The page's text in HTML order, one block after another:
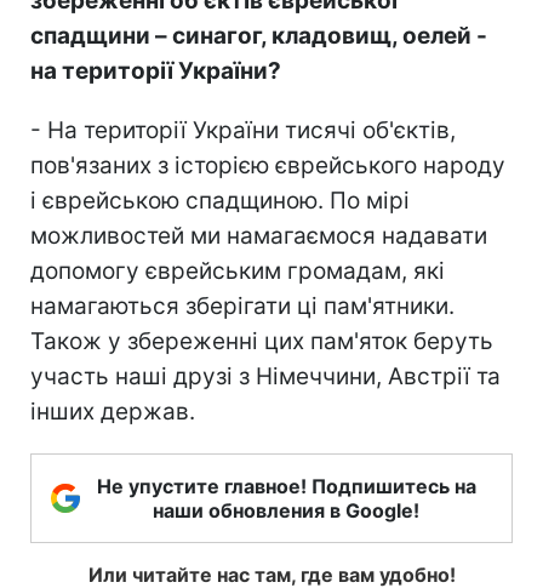
спадщини – синагог, кладовищ, оелей -
на території України?
- На території України тисячі об'єктів,
пов'язаних з історією єврейського народу
і єврейською спадщиною. По мірі
можливостей ми намагаємося надавати
допомогу єврейським громадам, які
намагаються зберігати ці пам'ятники.
Також у збереженні цих пам'яток беруть
участь наші друзі з Німеччини, Австрії та
інших держав.
Не упустите главное! Подпишитесь на
наши обновления в Google!
Или читайте нас там, где вам удобно!